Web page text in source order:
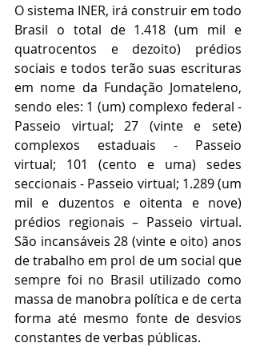
O sistema INER, irá construir em todo
Brasil o total de 1.418 (um mil e
quatrocentos e dezoito) prédios
sociais e todos terão suas escrituras
em nome da Fundação Jomateleno,
sendo eles: 1 (um) complexo federal -
Passeio virtual; 27 (vinte e sete)
complexos estaduais - Passeio
virtual; 101 (cento e uma) sedes
seccionais - Passeio virtual; 1.289 (um
mil e duzentos e oitenta e nove)
prédios regionais – Passeio virtual.
São incansáveis 28 (vinte e oito) anos
de trabalho em prol de um social que
sempre foi no Brasil utilizado como
massa de manobra política e de certa
forma até mesmo fonte de desvios
constantes de verbas públicas.